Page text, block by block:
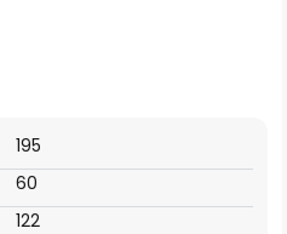
60
195
122